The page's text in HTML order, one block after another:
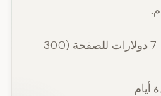
رسوم كاتب المحكمة: 3-7 دولارات للصفحة (300-
أيام